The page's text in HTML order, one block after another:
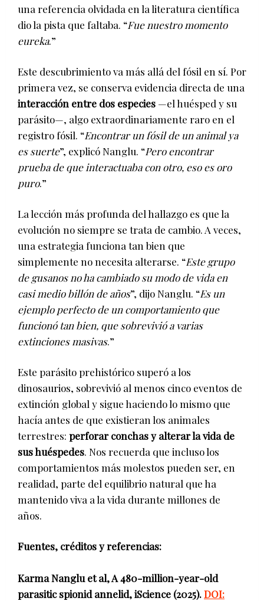
una referencia olvidada en la literatura científica
dio la pista que faltaba. “Fue nuestro momento
eureka.”
Este descubrimiento va más allá del fósil en sí. Por
primera vez, se conserva evidencia directa de una
interacción entre dos especies —el huésped y su
parásito—, algo extraordinariamente raro en el
registro fósil. “Encontrar un fósil de un animal ya
es suerte”, explicó Nanglu. “Pero encontrar
prueba de que interactuaba con otro, eso es oro
puro.”
La lección más profunda del hallazgo es que la
evolución no siempre se trata de cambio. A veces,
una estrategia funciona tan bien que
simplemente no necesita alterarse. “Este grupo
de gusanos no ha cambiado su modo de vida en
casi medio billón de años”, dijo Nanglu. “Es un
ejemplo perfecto de un comportamiento que
funcionó tan bien, que sobrevivió a varias
extinciones masivas.”
Este parásito prehistórico superó a los
dinosaurios, sobrevivió al menos cinco eventos de
extinción global y sigue haciendo lo mismo que
hacía antes de que existieran los animales
terrestres: perforar conchas y alterar la vida de
sus huéspedes. Nos recuerda que incluso los
comportamientos más molestos pueden ser, en
realidad, parte del equilibrio natural que ha
mantenido viva a la vida durante millones de
años.
Fuentes, créditos y referencias:
Karma Nanglu et al, A 480-million-year-old
parasitic spionid annelid, iScience (2025).DOI: